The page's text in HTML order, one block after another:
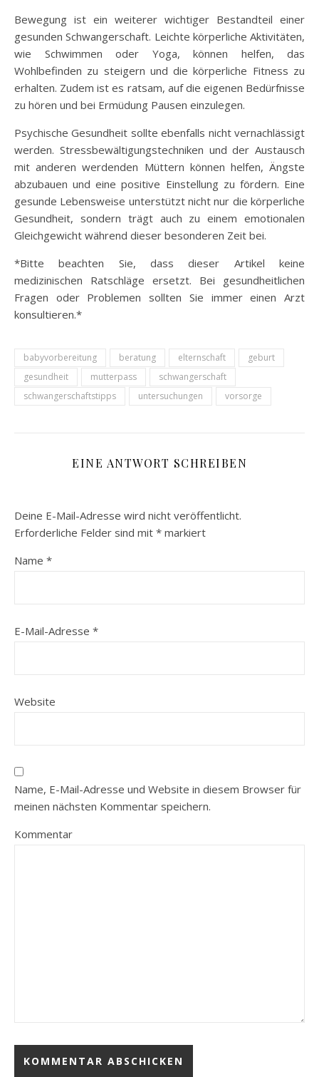
Bewegung ist ein weiterer wichtiger Bestandteil einer
gesunden Schwangerschaft. Leichte körperliche Aktivitäten,
wie Schwimmen oder Yoga, können helfen, das
Wohlbefinden zu steigern und die körperliche Fitness zu
erhalten. Zudem ist es ratsam, auf die eigenen Bedürfnisse
zu hören und bei Ermüdung Pausen einzulegen.
Psychische Gesundheit sollte ebenfalls nicht vernachlässigt
werden. Stressbewältigungstechniken und der Austausch
mit anderen werdenden Müttern können helfen, Ängste
abzubauen und eine positive Einstellung zu fördern. Eine
gesunde Lebensweise unterstützt nicht nur die körperliche
Gesundheit, sondern trägt auch zu einem emotionalen
Gleichgewicht während dieser besonderen Zeit bei.
*Bitte beachten Sie, dass dieser Artikel keine
medizinischen Ratschläge ersetzt. Bei gesundheitlichen
Fragen oder Problemen sollten Sie immer einen Arzt
konsultieren.*
babyvorbereitung beratung elternschaft
geburt
gesundheit
mutterpass
schwangerschaft
schwangerschaftstipps
untersuchungen vorsorge
EINE ANTWORT SCHREIBEN
Deine E-Mail-Adresse wird nicht veröffentlicht.
Erforderliche Felder sind mit * markiert
Name *
E-Mail-Adresse *
Website
Name, E-Mail-Adresse und Website in diesem Browser für
meinen nächsten Kommentar speichern.
Kommentar